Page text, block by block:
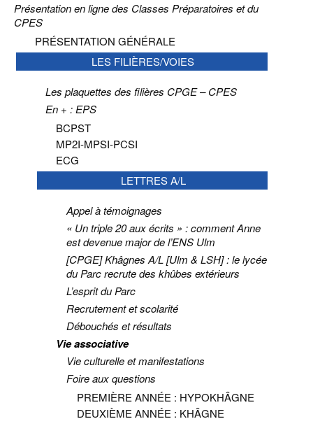
Présentation en ligne des Classes Préparatoires et du
CPES
PRÉSENTATION GÉNÉRALE
LES FILIÈRES/VOIES
Les plaquettes des filières CPGE – CPES
En + : EPS
BCPST
MP2I-MPSI-PCSI
ECG
LETTRES A/L
Appel à témoignages
« Un triple 20 aux écrits » : comment Anne
est devenue major de l’ENS Ulm
[CPGE] Khâgnes A/L [Ulm & LSH] : le lycée
du Parc recrute des khûbes extérieurs
L’esprit du Parc
Recrutement et scolarité
Débouchés et résultats
Vie associative
Vie culturelle et manifestations
Foire aux questions
PREMIÈRE ANNÉE : HYPOKHÂGNE
DEUXIÈME ANNÉE : KHÂGNE